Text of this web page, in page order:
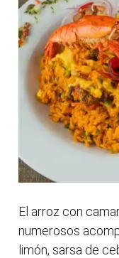
El arroz con
numerosos
limón, sarsa de